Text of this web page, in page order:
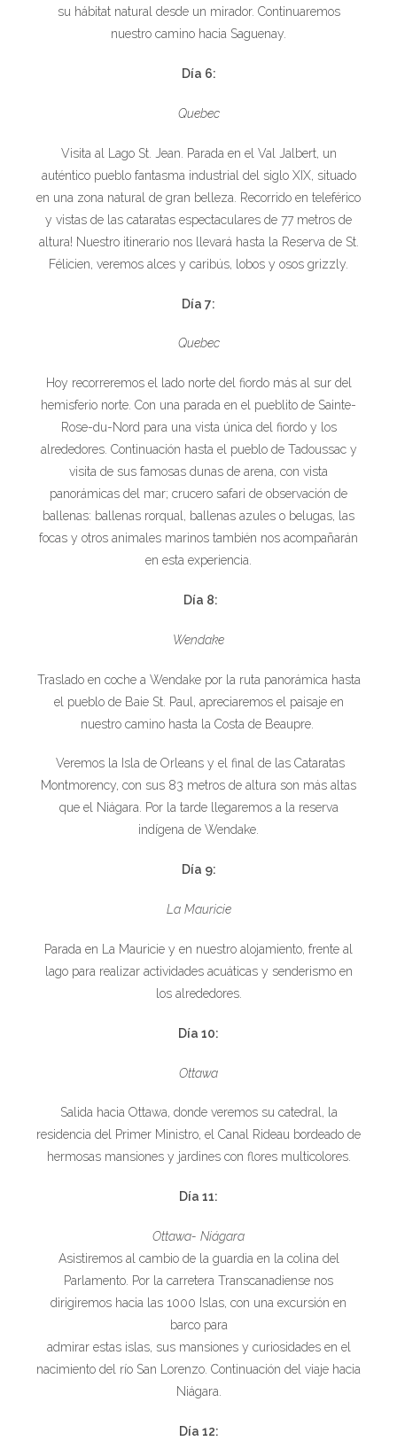
su hábitat natural desde un mirador. Continuaremos
nuestro camino hacia Saguenay.
Día 6:
Quebec
Visita al Lago St. Jean. Parada en el Val Jalbert, un
auténtico pueblo fantasma industrial del siglo XIX, situado
en una zona natural de gran belleza. Recorrido en teleférico
y vistas de las cataratas espectaculares de 77 metros de
altura! Nuestro itinerario nos llevará hasta la Reserva de St.
Félicien, veremos alces y caribús, lobos y osos grizzly.
Día 7:
Quebec
Hoy recorreremos el lado norte del fiordo más al sur del
hemisferio norte. Con una parada en el pueblito de Sainte-
Rose-du-Nord para una vista única del fiordo y los
alrededores. Continuación hasta el pueblo de Tadoussac y
visita de sus famosas dunas de arena, con vista
panorámicas del mar; crucero safari de observación de
ballenas: ballenas rorqual, ballenas azules o belugas, las
focas y otros animales marinos también nos acompañarán
en esta experiencia.
Día 8:
Wendake
Traslado en coche a Wendake por la ruta panorámica hasta
el pueblo de Baie St. Paul, apreciaremos el paisaje en
nuestro camino hasta la Costa de Beaupre.
Veremos la Isla de Orleans y el final de las Cataratas
Montmorency, con sus 83 metros de altura son más altas
que el Niágara. Por la tarde llegaremos a la reserva
indígena de Wendake.
Día 9:
La Mauricie
Parada en La Mauricie y en nuestro alojamiento, frente al
lago para realizar actividades acuáticas y senderismo en
los alrededores.
Día 10:
Ottawa
Salida hacia Ottawa, donde veremos su catedral, la
residencia del Primer Ministro, el Canal Rideau bordeado de
hermosas mansiones y jardines con flores multicolores.
Día 11:
Ottawa- Niágara
Asistiremos al cambio de la guardia en la colina del
Parlamento. Por la carretera Transcanadiense nos
dirigiremos hacia las 1000 Islas, con una excursión en
barco para
admirar estas islas, sus mansiones y curiosidades en el
nacimiento del río San Lorenzo. Continuación del viaje hacia
Niágara.
Día 12: